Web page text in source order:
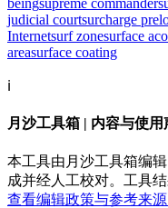
judicial courtsurcharge
Internetsurf zonesurface
areasurface coating
ℹ️
月沙工具箱 | 内容与使用
本工具由月沙工具箱编
成并经人工校对。工具
查看编辑政策与参考来